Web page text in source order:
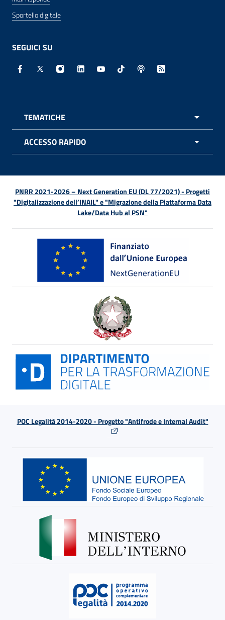
Sportello digitale
SEGUICI SU
Facebook - Sito esterno - Apertura in nuova finestra
X - Sito esterno - Apertura in nuova finestra
Instagram - Sito esterno - Apertura in
Linkedin - Sito esterno - Apertura in
Youtube - Sito esterno -
TikTok - Sito esterno -
Spreaker - Sito
Feed RSS -
TEMATICHE
ACCESSO RAPIDO
PNRR 2021-2026 – Next Generation EU (DL 77/2021) - Progetti
"Digitalizzazione dell’INAIL" e "Migrazione della Piattaforma Data
Lake/Data Hub al PSN"
POC Legalità 2014-2020 - Progetto "Antifrode e Internal Audit"